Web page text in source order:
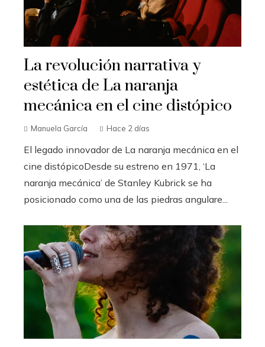
La revolución narrativa y
estética de La naranja
mecánica en el cine distópico
Manuela García Hace 2 días
El legado innovador de La naranja mecánica en el
cine distópicoDesde su estreno en 1971, ‘La
naranja mecánica’ de Stanley Kubrick se ha
posicionado como una de las piedras angulare...